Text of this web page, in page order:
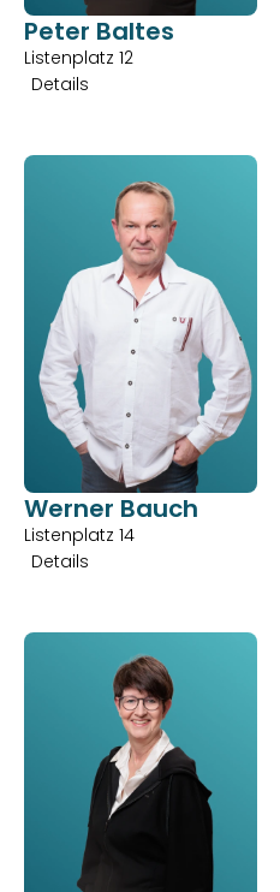
Peter Baltes
Listenplatz 12
Details
Werner Bauch
Listenplatz 14
Details